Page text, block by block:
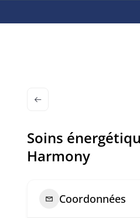
Soins
Harmony
Coordonnées